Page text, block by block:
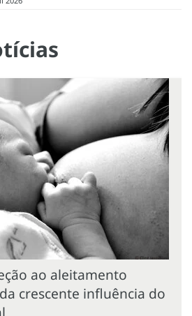
ao aleitamento
crescente influência do